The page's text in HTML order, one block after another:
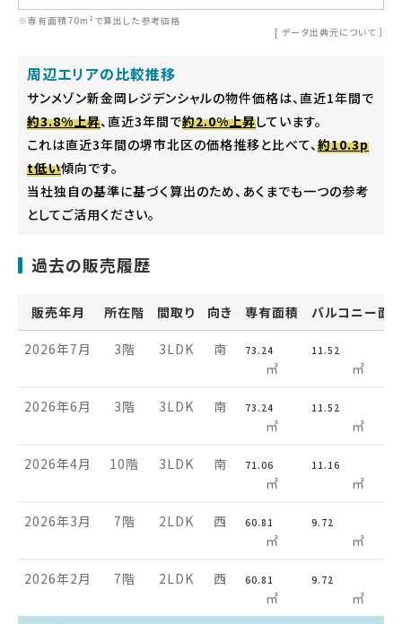
※専有面積70m²で算出した参考価格
[ データ出典元について ］
周辺エリアの比較推移
サンメゾン新金岡レジデンシャルの物件価格は、直近1年間で
約3.8%上昇、直近3年間で約2.0%上昇しています。
これは直近3年間の堺市北区の価格推移と比べて、約10.3p
t低い傾向です。
当社独自の基準に基づく算出のため、あくまでも一つの参考
としてご活用ください。
過去の販売履歴
販売年月 所在階 間取り 向き 専有面積 バルコニー面
2026年7月 3階 3LDK 南 73.24
㎡
11.52
㎡
2026年6月 3階 3LDK 南 73.24
㎡
11.52
㎡
2026年4月 10階 3LDK 南 71.06
㎡
11.16
㎡
2026年3月 7階 2LDK 西 60.81
㎡
9.72
㎡
2026年2月 7階 2LDK 西 60.81
㎡
9.72
㎡